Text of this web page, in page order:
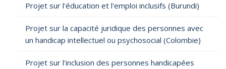
Projet sur l'éducation et l'emploi inclusifs (Burundi)
Projet sur la capacité juridique des personnes avec
un handicap intellectuel ou psychosocial (Colombie)
Projet sur l'inclusion des personnes handicapées